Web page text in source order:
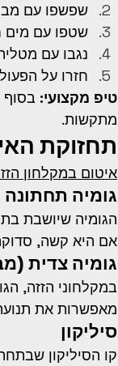
שפשפו עם
שטפו עם מים
נגבו עם
חזרו על
טיפ מקצועי: בסוף
מתקשות.
תחזוקת
איטום במקלחון
גומיה תחתונה
הגומיה שיושבת
אם היא קשה,
גומיה צדית
מאפשרות את
סיליקון
קו הסיליקון